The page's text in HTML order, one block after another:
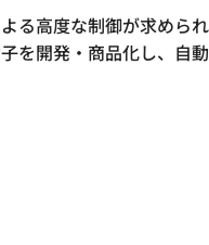
る高度な制御が求めら
を開発・商品化し、自